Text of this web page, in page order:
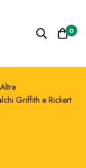
0
Altre
Griffith e Rickert